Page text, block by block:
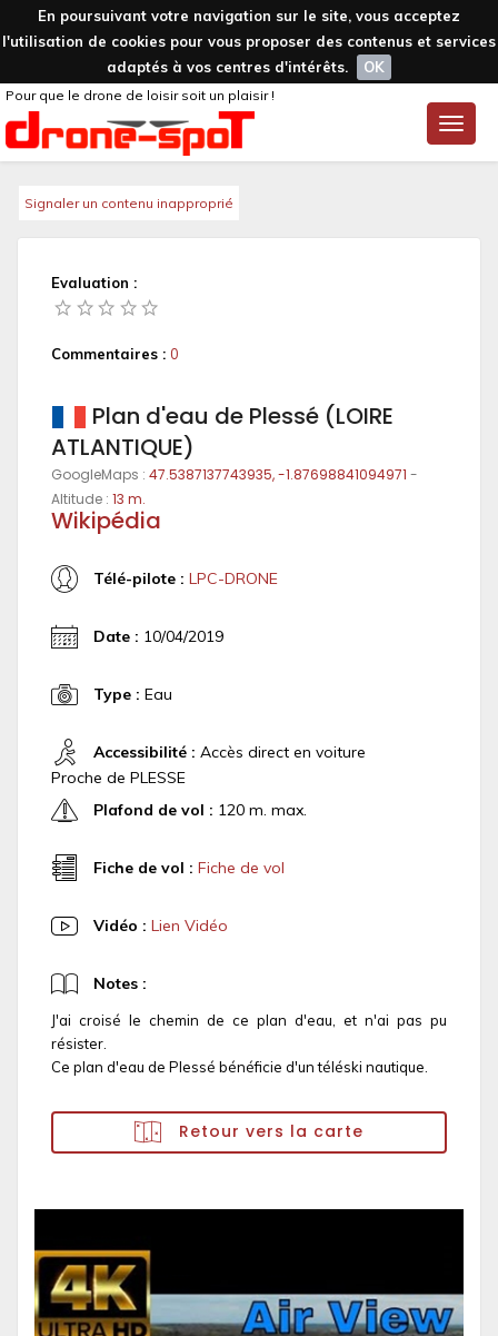
En poursuivant votre navigation sur le site, vous acceptez
l'utilisation de cookies pour vous proposer des contenus et services
adaptés à vos centres d'intérêts.
OK
Toggle
Pour que le drone de loisir soit un plaisir !
Signaler un contenu inapproprié
Evaluation :
Commentaires : 0
Plan d'eau de Plessé (LOIRE
ATLANTIQUE)
GoogleMaps : 47.5387137743935, -1.87698841094971 -
Altitude : 13 m.
Wikipédia
Télé-pilote : LPC-DRONE
Date : 10/04/2019
Type : Eau
Accessibilité : Accès direct en voiture
Proche de PLESSE
Plafond de vol : 120 m. max.
Fiche de vol : Fiche de vol
Vidéo : Lien Vidéo
Notes :
J'ai croisé le chemin de ce plan d'eau, et n'ai pas pu
résister.
Ce plan d'eau de Plessé bénéficie d'un téléski nautique.
Retour vers la carte